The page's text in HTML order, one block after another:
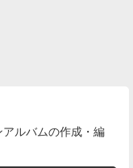
ルバムの作成・編